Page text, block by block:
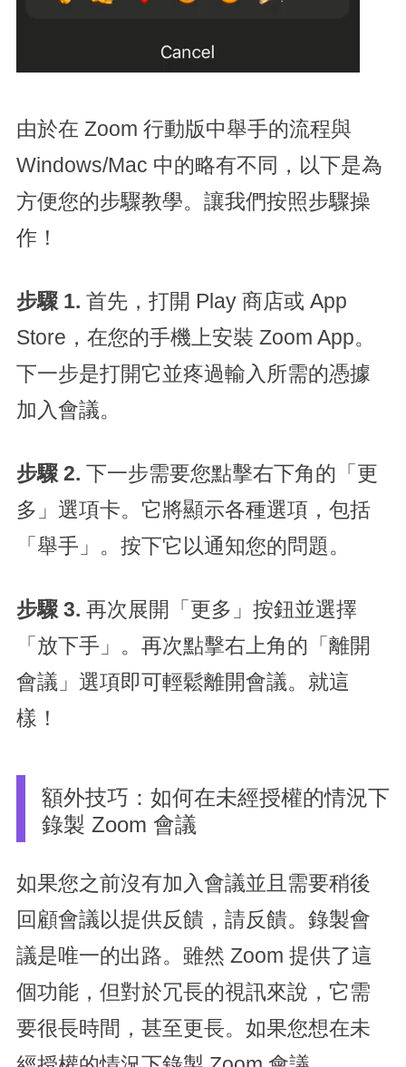
由於在 Zoom 行動版中舉手的流程與
Windows/Mac 中的略有不同，以下是為
方便您的步驟教學。讓我們按照步驟操
作！
步驟 1. 首先，打開 Play 商店或 App
Store，在您的手機上安裝 Zoom App。
下一步是打開它並疼過輸入所需的憑據
加入會議。
步驟 2. 下一步需要您點擊右下角的「更
多」選項卡。它將顯示各種選項，包括
「舉手」。按下它以通知您的問題。
步驟 3. 再次展開「更多」按鈕並選擇
「放下手」。再次點擊右上角的「離開
會議」選項即可輕鬆離開會議。就這
樣！
額外技巧：如何在未經授權的情況下
錄製 Zoom 會議
如果您之前沒有加入會議並且需要稍後
回顧會議以提供反饋，請反饋。錄製會
議是唯一的出路。雖然 Zoom 提供了這
個功能，但對於冗長的視訊來說，它需
要很長時間，甚至更長。如果您想在未